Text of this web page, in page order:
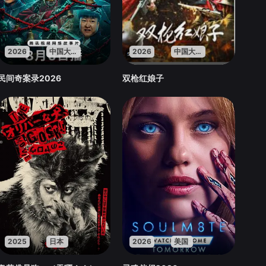
2026 中国大陆
间奇案录2026
2026 中国大陆
双枪红娘子
2025 日本 2026 美国